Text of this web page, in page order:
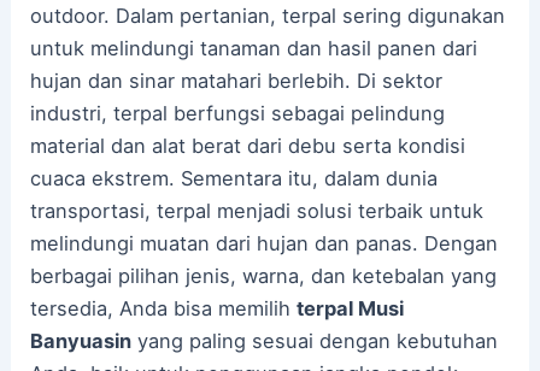
outdoor. Dalam pertanian, terpal sering digunakan
untuk melindungi tanaman dan hasil panen dari
hujan dan sinar matahari berlebih. Di sektor
industri, terpal berfungsi sebagai pelindung
material dan alat berat dari debu serta kondisi
cuaca ekstrem. Sementara itu, dalam dunia
transportasi, terpal menjadi solusi terbaik untuk
melindungi muatan dari hujan dan panas. Dengan
berbagai pilihan jenis, warna, dan ketebalan yang
tersedia, Anda bisa memilihterpal Musi
Banyuasin yang paling sesuai dengan kebutuhan